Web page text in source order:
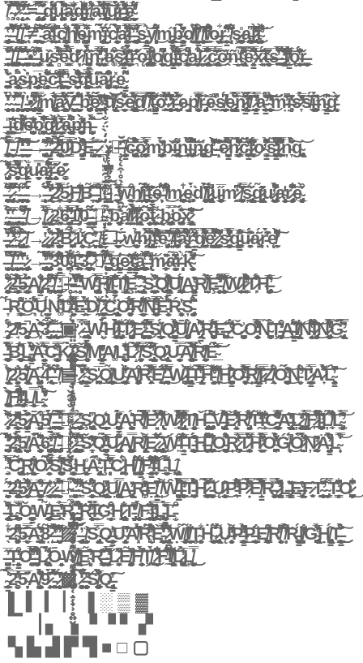
̸̛̥̇́̉ ̴̧̧̏̈́͋͌̌̂̅́̀̅͆̈́ ̷̛̘̥̆̐̈́̀̎̒͘̚͝ ̴̨̨̛̬͎͔̐̿̑̓͂͗͒͘̕͘͠ ̵̹̯̥̄̂̓̉=̵̡̤̜̘̥̣͍͓͈̿͛͆̚ ̶̧̡̡̡͕̖̯̗̣̬̰̽̿͌̉̃͗̍͗͊́̋q̴̡͈̤͕͓̻͖͎̼̼̜̞̘̱̈́̈́̈́̊̈́̎̈́͊̔͌́̕ų̶̛̘̟͚̘̟̥̭̫̥̈͆̃͐͋̈́́̄͊̾̀͠͝ą̶̱̗͈̼͍̝̰̺͙̻̘̅̓͋̋̆d̶̛͇̪͇͇̻̱̯̩̣̻͔̀͗̌̈̽͋̄̔̌̑̍̒̚r̸̹̟̥̰̟͊͋͗́͋͝a̶͕̯͌̽̈́͑͌̀͘t̸͙͇̣̰͍̪͉̗̞͉̲̖̟͍͆̀̄̿͘͜͠͝u̷̙̺͎̟̗̩̯͎͍̖͕͇̓̀̀̔́̉̅͊͜ͅr̶̨̢̯̱̰̯̯͓͈̺͍̠̥̒͌͂̔̈́̀̀̓͐̄̄̇̕͝͝ȩ̴̙̯̬͉̠̠̞̙̮̞̈́̒̈̅͌͌̕
̴̡̨͇̝͉̙͕͖̥͕͚̄̽̍̋̔ ̶̯̱̯̌́͑̓͆̉̐̇́͛̓͗͠ ̸̢̗̞́̃̓̅͑̚͜͝ ̸̱̩̘̹͍̲̖͍̟͎͚̈́͂͐ͅ ̴͍̤͋͛̆̀̆̇̈́̎̇̂͊͠≠͇͖̰͍̱̦̪̫̥̟̘̐̋̒͗͐̏͜ ̵̯͕̻̣͖̄͑̌͗̃͌̚͠͠͝ả̴̟̼̟̥̫͂̃̾̑̊̒̏̈́̔̕l̴̺̙̙͇̱̉̆͐̄̚͘͝c̸̨̦͓̺̱͕͙̹̱͇͉͚̳̞̞̓́͋͑͂ḣ̸̪͓̿̈̔̋̓́̒̓͒̓͛̍̚ę̶͙̹̘͉̟̤̹̳̻̘͖̞̪͑̂͌̀͋̅͘ͅm̴̢̨̥̬̱̺̃̃̈́͐̒̇̈́̀î̴̬̺́̈́̌̒c̸̙̰̯̦͎̦̖̞̝̹̯̮̀̀̓̓̌̒̾̃̉̚a̷͚̟̳̗̭̮͊̂́̿̒̅̈́̑̒͑̚͘͝l̶̤̯̖͛͊̀̕ ̵̡̪̟̝̭̙̯͇̐̓̿̓̅͋̓͜ͅs̵̹̳̻͙͕̮͉̬͈̭̉̾͝ý̸͔͔̝̥͉̘͈̥͓͛̐͌̄͑́͜m̵̡̨͇̳̲̥͚̼̰̯̻̋͜b̶̨̳̤̳̤̼̭͍̰̥̟̩̰̣͖̂̓̄́̈̓̀̉̂̇̀̃̎̀o̸͔̠̰̼͉̙̺͒͐̒͛ļ̸͇̯̗̯̗̬͕̳͈͈͒͗̊̑̈̽̃̈̍̄̎́̕͠ͅ ̸̨̧̲̱͍̬̹͇͈͕͆̒̕f̸̛̗̲̰͆̐́̇̇͒o̶̡̠͔̭͎͋ͅŗ̴̦͇̳̹̐͛̐̄̽͆͒̄͒̕ ̸̝̩̞̹͌̆̈́̓̓̂͗͒ş̷̲̤̰͙͖͕̼̹̫̫̹̦͈̪̊a̵̧̨̫̲̙̭̪̭̤̰̮͇̪͆͗͜l̷̢̢̗͖̭̗͇̀̑̒͆̊͛͜͠t̴͎̲̘̟̩͖͕̦̩͕͙̱̔̀̾͋̐̕͝ͅ
̵̰̫̰͇̟̹̜͎̯̘̣̎̐̿̾͐̆̐͐͠ ̸̢͉͖̜̬̰̥̤͚͈̈́́́͊͐͝ ̸̨̧̡͇̺̪̝̼̯̺̙͕̫̈́̈͌̚ͅͅ ̶͎͉̫̘̙̎̀̌́̑͐͗̚͘͝͝ ̴̹̥̠̟͇̮̰͚̖̤͓̗̪͈͛͗͆̉́̓•̶̨̛̻͇͖̔̍̋ ̶̡͇͇̘̖̦͖̤̘̟̘̜̣̘̂̾͌̃͒̈͘u̷̢̡̙̮̤̝̘͐̏s̴̛̻̻̒͒͂̌̑̅̈́̀͊͝͠͠é̴̱̗͓̗̼̗͇͒̏̈́̈́̈̿͒̿͂̀͂̈́̕d̷̞̦͉͐̋̍̓̋̓̍̈ ̸̯͠i̴͎̫̱̱̜̘͕͉̜̪̳̼͍̩̍̀͂͛̀̉͘n̴̩͙̹̯̠̺͖̘̠̞̘̠̈͗̏̒̅͌̿͘̕ ̷̛̟̭͇̯̘͔̤̫̦͈̼̋̇̀̋̕̚a̷͚͎͐̋̏͑͒͠ş̷̡̞̺͇̭̠̼̳̬̪́̔̊̓͋ͅt̶͖̖͇͎͈̼̠̗̮̲̼̙̝̘͔̀̊́̈́̊̑̎̑͐̆̕͝r̴͉̊̇̔̊͊͛̑ǫ̶̨̢̖̼̙̖̙̥͉̙̿̓̚l̸̨̡̨̛̪̼̮͉̭̘͇̣͕̤̝͐̊́͒o̸̮̙̥̹͍̠͐̋̏̚̚g̴̨̘͙͍̼̥̖͖̳̜̰͓̎́͒̕̕͝ì̵̞̺̘̹̪̠͍́̉̉͋̄̎͂̽̿̒̕c̸̛̛̤͓͇͖̝̮̥̥͎͌̆͒̆͜͜a̵͍͖̝̞̼̘͇̯͋͒͘͝l̷̻̞͐ ̷̢̧͉̰̹̗̲͖̠̬̟̣̅̿͆̽͒͐͜͠c̵̢̧̗̞̱̘͇̯̙̙͙̰̍̄̋͗̍̈́̂̈̔̿̏̆͜͠ő̶̯̒ñ̵̲̮̲͎͗t̴̢̛̗̫̮͖̫̰̾̆͐̾̀̎̾̃͒̿͒ẽ̴̛̘͓͓̳̿̋̆͒̃͘̚͝ẍ̷̱͈̲͍̰́̌̇͊̌̆̆̈ͅt̶͉̼͈̥̮̜̘̲̆̇̅̔̈ͅs̶͚͖̠̈́͋͋̍̆̇̓́̈́̿́͘͜ ̴̧̢̛̰̮͕̠̪̰̞̱̞̩́̈̄̈̾̈́̓̏̈́̚͜ͅf̸̳̒̊̅͂͌̈́̈́̉̅̔̕͝ǫ̴̨̯͍͇̦̫͂̎̈̾̄̾̈́̈́̆̑̈̔ř̶̼̯̘̱̝̺̫̲̥̲̠
̵̧̙̪̠̠̖̫̣̥͚̺̫͐̾̉͛́̆͛͘a̷̢̩̠̩̹̩͙̤̦̹̜͋͋̈́͜s̶͎̊̇̀p̴̡̛͈͎̦̘͇̬̥̲̗̅ę̴̧̘̫̼̘̥̘̩͙̝̥̾̏̌̎͗̏̏͌̈́̑͑͘͜͜͝͝͝c̵͎̓͌͗̆ͅţ̶̠͉̤̥̗̗̖̞̪̪̞͂̄̐̂͊̔̿͘͘̚ͅ ̵͕̬̟̫͍̟̞͎̠̝̬͉͎̾̓s̶̛̗̯̫͎̫̦̙̣͍̫͎̩̗̺͋̄̽͐̐̓̇̀͒͂̕͘͠͝q̵̛̛̲͇͖̰͔͚͙͈͇̞̽͒̈̿̒͐̓͘͜ͅü̵̗̫̭̏͑͆͘ă̷̧̡̡̼̪͉͙͉̰̆̾͂̋͒͆̽ͅr̴̺̹̟̲͉̖̜̯̲̟̘̱̽͜͜ͅḙ̴̬̤̳̘̬͆͆͌
̴̨̗̗̣̦̠̜̖̬̮̟̈̍͐̀͗̈́̈́́̒̌̎ ̴̨͉͓̥̽̀̕ ̵̧̧̮̦̜̙̄̏͊̀́̑̐̑̚ ̸̬̻̮̭͕̦̖͔̩̞͇̉̔̽ ̵͙̟̰̻̪̣̟̞̯̭͖̰̻̟̍̔̀•̷̨̡̛̬̪̗̼͔̥̼̣͇̋̐̈̂̂̒͑̆̈́̏͝ͅ ̸̢̧̩͙̘͇̗͇̗̳̜͉̦̀̃̾̅̃̀̿͛͑̈́̈̋m̸̢̨͓̦̪̟͉̖͕̥̻̜͚̅͊͂̽̂̽́́̏̓͘͘͜͝͠͝ͅa̷̧͉̘̰͍̞̻̥̓̏̓̈́̍̓͋̈̅̉̋̈́͠ÿ̶̺͖͖̗̤͍̙̩̝̩͉̼̤̩́̑̃̊̎̒̀͘͘ ̵̮̻̝̭̤̠̝́̈́̈́͌͐́̇͋̆̚͘̚̚ḃ̵̧̧̡̯͓̟̗̪̜̫̬̦̗̦̣̉̏̎̈́̔̍̕͠͝ę̷̛͚͉̱̹̳̗͍͔̭̖̺̳̑̃͂͛͛͊́̒͗́̑̃̈́̕ͅͅ ̴͚̠͖̘̆̇̓͗̾̆̔̍̂̈͝ù̸̢̘̩̬̞͖͖̙̣̏ͅs̷̬̫̯̟̲̐̊̑̐̂̂̀͝ë̸̢̡̨̧̺̬̩̼̣͖̝͇́̉̈̆̉͛̄̎̿͜͜͝͠d̸̤̓̿͠ ̸͈͔̓̈́̀̆͋̊̿͐̊͌ͅţ̶̡̥̝̼̺̳͎͉̤̞̤̝͎̮͑̆͌̀̊̃͗̽̇̄͠ỏ̴͍̫̗̖͇̄̆͆̆̄͆͌̇̀́̂̒̏͜͝ ̷̮̠̮͓̹̘̘̔̒̑̂̒̽͗̓̉͆͜͝ͅͅr̶͙̺̠̭͇͈̫̰͋̑̈́̀̍́e̵̮͙̘͘p̸̞̯̮̺̭̟̩͉̞̥͎̬̔͋̿̄̏͆ṙ̶̡͈͈̙̱̯̌͝ẻ̴̠̟̽͑̚ṣ̸̘̦͈͔̼͇̘̞̰͆̈́̕ę̵̢̤̻͇̬̟̝̥͈̿̽̐̅̈́̄̄̿̈́͘͘͠n̷̢͇̞̠̳̜̜̟̜̟̼͔͂̽͗̐̀͜t̸̲́̍̑̀̃̊̎̓̄͗͘ ̷̨̛̳͔̠̰̬͎̠̼́̋̎̇̈́̿̍̓́̓̽̇a̵̛̟̠̳̹͍͔̩̯̫̐̂́͑͐̍͗̕͘̕͝ ̴̨̠̦̗̯͉̬̯̰̼̑̉̓̄̂͛̒̓̑̓̕͜͠͝͝ͅm̵̤͊̓͂͂̚i̶̧̻͊͐̒̄̓s̷̞̏́̓̅̒̎̓̉̍̕͠s̸̖̏̈́͠į̶̛̥͙̥̠̼̺̹͈͉̙̼̫̀͊̈́̇̌ͅn̴̢̢͈̲̲̫͎̳͆̾͠g̵̣̖͔̝̬̔͛̈̀
̶̧̨̳̝͕̲̭͙̎ì̶̛̤̹̼̯̣̠͓͖̙͍̭̑̌̌̾͐̋͠͠ḏ̸̫̓͌̎̐̀̇̈́͘͠e̶̬̮̹̺̗͍̜̹͔̺͙̜̫̭̦͗̏̒̔̾̈̏̏͘̕ǫ̴̼͙̪̬̓̅͆̅̇̐̇͝͠g̷̛͈͔̰̘͓͍̼̲̦̯̳̩̐̀̔͗̾̊̓͜͜ͅŗ̷̩͇̳͙͔͉̩̮͙̗͈̰͉̒̅̽̊͛̀̏͘͘͘͘ä̶̧̜̲̥̬̹̘̰̤͍̱̠̖́͑͊̉̐̚p̶̨̠̭̩̪͕̣͈̙̀̀̾͛͊̒̕h̶̩̺̝̘̥̬̀̋̏̈́͋͝
̸̡͇͚̜͓̝̬̭͔͍͍̺̏̑̊͗͗͑̅̈́̈́̃̈́͊̿͝ͅͅ ̵̻̲̝̦̖͉͕̺̽ ̸͍̰͑ ̵̩̞̙̼̬͆̇̀͌̒̄̀̐̊̃̽̒͘̚ ̶̠̗̫̮̤̯̻̼͆̋̎͛̓̋͗̏̐͌̕͠͝→̶̢̛̙̪̞̱̻̜̝͗̽͗͛̊̽̋̆̏͂̚ ̶̡̳̩̈́̆͐͂͌̇̋̆̋̀̀̐̀̓͘2̶̢̨̹̣̼͚̠̭̼͆̎̒̅̃́̈́̀̈́̽͜0̷͇͔͋̌̿̎̄Ḋ̴̡͎͓͔̺͔̪̳̓͆͒͒̀̾͊̓Ę̶̹͎͓̻̬̭̫̜̩͙̟͍̖̆̈́̅̂́̄͠ͅ ̷͉͙̞͇̻̈̌ͅ◌̷̠͈̞̺̫̯͎̮͔͚̝͓̠̒̒̀̈́̐̔͛̐͘͠͝⃞̶̧̨̨̭͎̥̖̝̼̖̥̝̯̤̋̆̕ͅ ̸̧̦̣̳̭̰̬̟͆̎͝c̶̢̡̯̣̖̝͕̱̥̜̱̩͍̮̪̅͒͊̑́̃̐͋͝ǫ̷͇̣̰͙̻͚̈́͐̎̾̓̿ͅm̴̡͎̹̗̻̩̼͇̠͖̀̓̏̈́͊́͘ͅb̵̗̊̏ḯ̵̢̲̰̭͈͕͍̗͕̫̭͕͌͐̍͗̋͜n̴̦̯̟̆̉̐͜͝i̴̧̡̱̖̦͚̗̲̺̱͌̀͒̃̑̈́̚͘͝͝n̶̨̢̫͚̩̞̪̜̙͈͉͉̯̬̘͐g̴̠͐̇̀̎̀̓̎̈̆͌̚͝͝͠͝ ̶̝̎͛͆̾̾ͅè̷̛̳̟̺̱̼̮͈͉͉̣̽͂̐̑̀̿̂̀̈́̾̋ͅn̷̡̬̜̩̬͇͇̱̼̭͙̘̟̗͙͋̓̇̂̊͊̉̅̉̃́͆͝c̴̳̪̥̩̖̠̅̄̇̃̋̊͗̅͌̊̔̈́͘͜l̷̮̞͚̅͋̋̈́̑̒̋̋͛ơ̴͚̳̘͕̹͎̾̂͑͆̄̂̈̉̽̚͜͝s̵̨͓͈̺̯͕̳̤̩̪̯̙̜̺̓̃̆́̓̒̾̽̐̉̌͘̕ͅi̷̞̠͖̙͕̖̙̥͇̰͌̑̃͛͑̾̾͒̿̎̌́̀͋̚ņ̴̞̐̐̉́̽̈́͂͑͠g̴̨̢͉̺͔̯͝
̷̡̮̦̗͎̮͎̻̺̞̬̽̈͊̽̓̃̒͌̅̕͝ͅs̴̟̼͎͚͕̻̆̀͋͌̒̐̅̉̉̿̂̅̕͜q̷̹̱̳̟̀͋̓u̷̬̫̼̟̩̿̇̎̊a̷̢̡͔̰͖͎̘̭̩̳̠͐͆̈́̑̅͒͐̍͆̒͝ͅr̶̨̜̮͉̥̤̯̝͂̊͗̅ͅe̷̮͚̬͔͊̎
̶̧̛͚̫̬̜̰͚͔̫̖̞̞̌̉̉̋͌̈̏͂̎̍̇͜͠͠ ̷̧̡̗̲̞̤͖̦͍͈̻͎͑̂̀͗̈́̑̀̍̽̈́̀̋͒͒̚ ̴̮́̀͌́̕ ̶̧̧̺̘̘͉͇̣̗̠̻̦̦͇̩̆̾͗ ̵̗̥̞̮͍̙̻̎̍̃̉͛̋́→̵̨̙͇̙̄͑̏̈́́̽̄̈́́ ̵̢̖̖̭̒̓͌́͐̀̈̚͜2̷̼̥͙̫͋̎́͋̈́͒͛̀̔̐̇̿͜͝5̷̬̗͔̱̱͚̈́͜F̸̼̱̺̤͇̞͔̺̮̭͖͙̺͕͋̔͆͐͝͝B̶̫̟̫͙̄̃̂̋̋̆̾̽͝ ̵̡̯̯̠̿͂̎̎͒̚◻̵̲̰͂̌̉̋̑̿͑̀̇͊̌ ̴̛̟̹͖̩̣̦͙̞̩̠͉̣̖̖́̑̅̇͐̑̽̚͠w̴͉̳̠̥͖͒̍̑ͅḥ̸̺͕̩͇͇̔ȋ̵͎̪̯̘̪̥͚͓͖̟̬͚͑̃͌̃̃͂̈́́͋̓͜͠͠t̴̰̳̣̗̱̻͑̑͛̏̑̄̇̊͘e̶̦̩̖͕͂̈́͆͌̕ ̸̛͔̒͑̑͛͒̈̓͒̐́̐̐̔͜m̷̨̧̘͚͔̣̠̲̞̺͋̾͜ę̴͚̟̗́̀́̈͘͘ͅď̸̨̩̙̰̗͚͈͎̎̂̀̀̂̓̎̑̉̔̕ī̷̢̻̖̖̻̣̪̙̻͔͓̤̹̃̎̈́̕̚u̵̩̯̼̙͚͍̜̙̲͓̰̅̋m̷̰̱͔̈͆̒͝ ̸̧̟̫͓̙͖̺̰͓͂̊͑̿̂̈́́̒͠ͅș̵̢̠̫̞̠̲̮͎̤̗̻͕͖̈́͐͜q̷̢̫̹̱̝̣͙̃̔̑̋̊ͅư̷̡͇̺̗̤̠̤̾͂͑̉̉̈́̌͋̊̚͘a̴͍̞̮̹͓͔̝͕̭̒̍͗͜r̷̨̡̖̘͙̭̥̹̯̟̯̦͋̄̾̆̆̐͊̏͋̚͠e̴̡̜̗͓͓̮̲̯͖͎͒͗̀
̴̡̨̢̯͉̪͖͇͖̖̒̊̉̏̉̐ ̵̨̳͖̤͇̔̈͊̅ ̵̡̺̠̳̠̫̩͔͓̹̟͎̖͚͍̏ ̶̨̨̛̦͉̖͔̠̦̥͇͙͍̤͛̊̄̎̈́̈́̎̐̈́̕ͅ ̸̤̹̉͆̂̃́̋̋͜↛̛̤̗͕͙̳̦̯̜̞̺̖̋̀̿̎̊͂͒̓͜ ̷̧̢̨̻̮̹̗̣̟͔̹͙̘̥̄͜2̴͔͈̰̫͋͂̕͜6̶̧̳̘̬̺̭̜͈͂͑͛́̿̈́̌͆̊̕̕͜͜1̸̡͂̓̏͂͆́̽̌̑̋̀̀̽́0̶̧̙̳͔̙͍̫̮̲̗̣̗̮͂̈́̇͂ ̴̪̗̩͔̘̳̝̜̈́̆̋̈́̃̍͘☐̴̘̟̞̦̘̮̘̲̭̩̙͛͊́͗̒̓̕͠ ̴̝͔̮̻̙̞͉͙̣͍͕̉̔̆̂͠b̴̡͚͍̻̟̠̫̦͍͐͋͑a̸̛̲̼͔͖͇͉̒̃͂͝l̷̟͑̈̉͆̔̓̀̈͋̀ͅļ̷̢̯̺̟̘͓̆̽͋̔̅͘͘o̶͈͍̜̝̗̜̼̬̬̝̥͍̟͊̃̇̃̽̚t̷̠̲͍̣̭̞͚̖̙͚̲̣̯̗̀͌͜ ̴̢̗̆b̵̧̡̧̧̛̪̠͇̪͔̘̤͎̦̖̉̿o̵͓̫̤̥̟̠̪̽́́̾̌͂̃͠ͅx̷̢̡͖͕̯͇͈̱͕͙̾̈̾̽̓̑͆̕͝͠
̶̼̫͖̥͔͖͚̙̙̓̀̐͊͗ ̷̣̹͇̀̍̉̌̊͌̃́̌̓̀̕̕͝͝ ̴̢̛͖̤̯͍͐̾̀͘͠͠ ̷̢̲̟͕̙͉̻̖̖̗̹͚̈́̂̐̉̋̈́͂̉͠ͅ ̸̭͙̓→̷̧̢̠̹̪̠̔ ̷̧̱͇̣̪̺̙̫̆͗́́͋͘͘͝2̵̨͎̠̮͕̤̤̩̰̽̄͛̈́͗̇̀͌̓̀̚͝B̷̹̭̰̫̙̭͎͔̪̖̅́̃͊̂ͅ1̷̞̩̝̼̝̯̖̉̒̌͜Ç̵̻̫̝̼͙̽̓̍͂̀͛ ̸̨̼͔̦̝̹͓̮̖̗̙̇⬜̶̮̠͎̩̂ ̷́̄͜w̶̨̰͉̖͖̖̫̣̖͈̹̉͗̆̑͘ͅh̷̢͎̼̤̿̀́̋̋̄̚͘͘͝ì̴̧̢̥̬̦̝̌͐̑͛̀͗̾̕͝t̴̛͍̲̅̅̊̒̍̒́͒̉̎̍̈́͘͝è̴̡͉̘͖͍͕̹͖̦̙̦̇̈͂̇̂̂̚̕̚͜͝͠ ̸̛̱͈̌̈́̎͝͝l̶̨̧̛̦̺̩̣͖̪̹͚̿̔͋̊͊̍͒͒̂͠á̴̢̧̢̡̞̗̼͎̣̻̘͎͋̀́͌̏̈̅͑́̔̂̓̀̐ͅr̴̛̳͙̀̓̓̋̿͒̔͘͘g̸͇͔͙̤̭̺͊̋͒̿̐̈́́͗́͑̉̑̂͝ͅę̷̢͇͍͔͔͔̠̮͍̩̣̙̟͉̀͌͂̇̈́̑͛͆̒͒ ̷͚̬̫̼̓̾̀̓̋̅̄͌̽̓̚͜s̷̨͖̼̰̦̣̤̭̲̲̼̭̐̒͋̽̾̒̿́̍̓̑̊̚͜q̵̨͉͔̝̫̝̭͇̙̦̩̟̳̪͙̐̋̅̽̐̂̾͠u̷̱̼̩͍̾͂́̈́̂ä̷̧̤͚̱́̆ŗ̵̓̀̇̀͊́̄͘ͅę̸̛̰̞͊̀̾͆̊̍̽̒̀̌̔̽͌͠ͅ
̶̣̟̺̻͔̥͋̌̉͌ ̸̨̝͖̲͌̈̎̈́̀̃͑̈͂̿ ̶̣̝̗̬̙̱̺̮̫̮̫̟̝͒̀̓͊̀̈͜ͅ ̵̖̠͕̞̹̉̆͂̏͆̔̾̾̚͘ ̷̡̦͚̼͇̖̥͉̠̒→̶̢̛̲̬͙̪̞̹͍̬̅̓͑̽̈͐̊́͒̃͌̃͝͝ ̵̡̡̼̰̬̹̖̙̝̙͊̔̈͌̿̑̆̈́̾̕͝͝ͅ3̵̙̳͓͉̊̓̾͒́̽̌͐͗̚͘̚̕͝͝0̵͕̪̿̌̾͋̇̀̕͠1̶͚̤̲̹͔̠͗̓̂̏͛̾̎̋̆́͠3̵̨̝̪͍͇̝͎̯̙̫͕̬̞̇̈́͒̋̾͋̎̆̾͑̐͝ͅ ̷͎͕͎̾̊͒̋̏̆̀͒̀͒͘̕͘͝〓̸̢̟̻̗̼̬̩̑͂̋͗̆̈́̔̅̚ͅ ̶̛͚͕̻͉͍̪̍̈́̈͑̊̿͛́̃͊̌̓̃͝g̵̹̙̣̮̟̹̺̜͙͈̭̳͐̾͜͠ͅe̷̬̟̯̯̤͙͕̳͊̎͜͜͝t̵̢̡̛̤̳̮͈͇̟̩̫̟̜̐͐̒̌̌͜͜͝ͅa̵̧̲͉͖̫͇͚̼̹̺̙͈͈͈͆̔͋͒̀͘͝ ̵̢̛̓̍̀̊́̚͝m̷̠̙̥̙͙̆̽̎̽ä̶̩̰̟̗̮̘̤͕̆̒̃̄͒̒̓̏̓r̵͎̞̜̝͎̙̀͛k̴̨̨̥̭̥̫͍͍̘͉͙̮̖͔̝̊́̓̒̈́͂̃̀͘̚̕͠
̷̧̜͕̰͖̘̥̰̮͖͉͈̣̇͗̈́̊͗̓̐͂̄̇̑̽͜2̶̹̹͇͔͔̘̮͍̭͒̅̇̃͂̆͐̈́̽͝5̶̨͇̤̥͙͓̮̮͔̏͂̽͐̆̆̀̆̉ͅA̸͕̘̳͎̪̟̹͉͗̐̍͋̕2̴͍̻̖̪̇̓̈́͗͌͌͒͘ ̸̨̣͉͎͉̱͗͊͊̽̔̎̄̀͌̓̌͜ ̵͚̘̪͓͉̯͍̹̳͔̹͍̓̀̿▢̶̥̹̼͚͕͍̘̓͛͒̀̏̈͂̇ͅ ̶̘̭̎̉̂̀̉̌̒̇͛̑̉̐̕̚ ̴̻̦̈́͂̉͋̔̈́̇̇̉̀̒́̚͝W̴̢͓̺̝̫͕͈͍̤̄̿̿̔̿́͊͝Ḩ̸̥͇̊̄̎I̴̦̮͓̮̭̳̖̹͙̙̜͖̅͋̊̐͆͛̋̎̅͘͝ͅT̸̢̡̛͕̩̘͓̞͇̗̓̍̄͑̔̓̎̆͛̐͑̕͘Ȩ̴͔̫̤̈́̄̅͆͛ͅ ̴̢̛̯̦̬̠̙̠̖͆̌͊̕S̵̙͙͇̺̠̲͙͎̹̰͔̼̻̰̀͒̽̍̚͠Q̸̢̨̳̘͍͇͕̱̪͈̖̤̣̽̋̍͒̍̔̉̔̐̋͝͠͝U̸̧̨͖̗͇̪̭̦̓̇́̓͜A̴̡̨̛̤̦̗̮̮̳̯͓͉̽̔̄̍R̸͉̺̖͑̐̽̾̀̀̅Ȩ̶͎͙̜͙̬̙͔̯̏̓̓̌͑͌̎͊̕͝͝ ̸̮̰̠͉̹͎̝͙̣͎̜̥̘͂̈̽̐͆̿̎̄̏͐̃͜͠͠W̷̙̦̭̠̞̖̯̜͊I̷̛͓̯͇̓̆̉́͗͋͛͒̄͆͝T̷̙͔̈̋̂͋̏̾̾͐́͝͝H̶̡̺̞̣̰̫̬̯͒̅̑̏̕͜͝ͅ
̶̞́̃͆͘R̴̥͇͎̭̩̥̩̟̱̥̐̇̑͌͜Ö̵͉̹́͊͐̈́̅͋͝Ų̴̣̳̮̠̟̱̭̳̈́ͅͅN̴͚̈́̌̋̈́̈́̓͗͝D̶̻̟̬͖͐͛̀̾͛͒̒͌́͌̔̿̀E̶̱̤̯̲͕͌͐̀͐̈́̔̀͊D̸̦̰̄̽͋̀͐͝ ̷̦̖̞̹͖͇̱̳͈̪̑̈́̑̓̆͜͜͜͜C̴̢̢̨̲̲͎̜͉͕̙̠̏̈́O̶͚͖͍̻͉̥͔̅̓̋̋́̅̽͛̒̆́̚R̸̲̟̮̝̰̦͙̣̱̼̍̆̾̎͌͂̋̄͋̇̚͝͠͠Ǹ̶̨̺̲͉͙͉̺̬̺͍̬̟͚̿̿̔͆͒̕È̵̹̮̥̩̈́̈͊̾̉̑Ŕ̵̜̫̝̘̩̭͓̹͑͑͝Ș̵̡̡̨̰͔̟̬̰̞̹̞͍̋͆̐̋́͘ͅ
̴̧̡̲͓̘̙̹̖͕͔̦͕̱̙̖̓͋̈́͑2̸̘̌̓͂̄5̵͚͈̜̭̮͔̥̰̼̙̚͜A̴͓͑̂̽͂̀̀̽̀͛͝͝3̶̡̰̼̻̱͇͍̯̦̃͗̅̽̏͘͝͝ ̴̢̫͕̹̠̤̥͓̀͋͌͜ ̵̜̗̰̱̕ͅ▣̵̛̤̤̔ ̷͖͒̍̿͘ ̶̢̫̼͇̳̪̲̆̊̚͘W̴͖̬̽̀̈́́̀̆͘͘H̷̛͖͖̲͕̩̤̫̣͚̞́̀̆͑̑̽͌̀͝͠͝͝I̴̡͓̖͍̺̝͈̲̱͍̲͋̄͛͝T̷̨̡̧͈̜̝̱̮̪̤͓̹̩̃̊͒̋̈̓̑͗͠͝E̷̛̯̻̪̬̻͓̣̦̪̙̟̜̜̗̓̑̐̑͜ ̶̩͔̞̲̝͉͚̤̣͚́̊͆̀̆͑͂̿̈́̋͐̚S̸̨̩̲͙̯̟̠̙̠̙̯̈́͐͛Q̷̨̥̬͖̮̝̗̤̬̭̪̳̎̄̇̉̔͑͋͋̽͋̓̓͘͜͝͠Ū̸̡̼̞͚͕̺͕̘̻̐̈́A̷̢̭̳̯͌͆̇̀̍̕R̶͎̱̟̫̪̗̻͔͆̽̈́̏̅̂̕͘E̶͔̯̪͓̾̂͊ ̷̛̱͍̍̔̈́̑͌͘Č̷̦̮̪̱̻͕̺̟͚̱͗O̵̦̞̹̼̹̞̬̝̱̜̱̯̘͊͛̊̽̿͋̈̏̍̉̒̐͘̕N̴̬̞͙̪̊̈́̐̃Ţ̵̦͕͈̪̥̣̘͔̞̓͗͒̓̐̕͜ͅA̶̗̭̰͈̳͓̱̟̼̼͑̑̈̋̌̈́͋͊͝I̸̢͎̻̼̤̗̩̮̼͑̎̐͛͐͘͝N̴̻̬̤̘̗̜̽́̽̔͐̑̑̅̑̆͌́̐̚͠Ï̷̡̞̯̩̮͖̗͑̉̑͂̽̎̄͜͝N̷̡̨̼͈̲̰̭͍͗̓͒̄̉͋̔̍̓̈́̿͑̈́̚͜Ǧ̴̨̢̛̬̟̼̱͍̩̏͑̿̌̃̿̏̈́̉̂̇
̶̨̧̘̠͍̲̺̝͖̣̭͖͕̞͖͒̿̈́̓̀̒̐͝B̵̧̼͈̙͚̘͎̠͖̲̭̩̋̅́̑̅͆͜L̵̛̤̙͉̳̫̺̼̦͚͇͍̭̣̯̍̌͒̑̆̒̊̈́̀̽͊̕͘͠ͅÀ̴̛̘͉̤̖͈̖̳̯̦̗̄̉̏̾̿̏̌͝C̶̨͈̲̻̟̤̺̭̜̙̹̖͍̔̅͗͋̆̿̄K̷̨̨͈̬̻̺̗͇̟͔̼̯̀͛͗̃͘ ̷̧̗̼̰̗̩͎͎̦͍̭͓̝̋̌̊̅̽̇͜ͅŠ̸̮̘͍͓͓̗̘̫̹̌̌͒͗̈́͆̋̒̑̂̈́͐̚̕M̵̧̨̛͓͉̲͇̦͚̮̳̙̑̄̔̓͐̌͗̆̒͂̕A̸͚̓L̵̛̝̹̠̠͉̙̗̝̺͈͖̠̞͖̽̒̑͋̏̇̽̚͝L̷̝̀̌̆͒̓̃̈̕͘͝ ̸̛͓̰̝̣̫͍͎̖͓̟͙̈̉̔̿́̍͠S̴̢̱͍̲̙̯̻͔͖̦͇̐͌̌̀̏͐͐̐̀̓̅̐̃́Q̷̢̢̣͕͖̩̖̥̍̂̑͑U̵̯̱̬̞̩̻̖̫̘̟̬̿̇͠Ą̸̧̲̜͙͍̭̼̫͖̥͈͇͖͎͌͊́̿̀̋͆̃̈́̈́̊́͠Ȑ̸͖͕̦̗͓̰̰͊̓̋̒Ë̴̲̲̀̅̏̌̃͂̀̊͝͝͝
̸̢̘͎̬̯̝͙̓̔̉͗̆͝͝2̷͖̘̞̳̟̗̙̝̩͕͔̐5̸̧̧̢̮̱̭͙̼̱̘̈́͛͌̆̾̎͝͝Ą̴̧̡̬̳͚͉͍͉͔̙̖͆4̵̢̰̟͋̈́̈́̂̑͗̃͠͝ ̵̱͐̈́̓̔͐ ̸̦̄͊̃͑̏̉̆▤̶̝̘̣͇͚̻̹̒͋͋͊͊͑̆̒̈͂̈̆̅͠ ̷̡̧͖̦͍̞̼͚̗͚͚͉̦̲́͗̒̀̓̎̉̿͘̕͜ ̴͚̙͕̮̳͇̖̞̈́̉̂̓̀̽S̷̫̤̼͕̼̫̪͉̅̍̍͜ͅQ̸̧̻̹͇̙̦͙͚̎̏͗̃͜ͅU̴͈̼̖̣͇̥̗͎̫͚̎̾͑̈̂̐̄̏̓̓̌̑̀͠ͅA̸̡̦͚̜̭̣̼͎̥̩̯̙̱͒͗̒̕R̴̜̯̙̗̥͕̿̐̏̍͒̉̋̃̔͋͝Ë̸̛͇̘̲̰̠̺̭̺͖̘̗̣́̽́̽͑̂̅̈́̕ ̶͓͎͉͙̍̈́̄̿́̀͐͐̌̋̀̚͜W̷̦̪̬͛̂̀̇̚Ị̶̢͙̺̳͚̱̗̹̹̺̖̳̼̗͊̆͋T̶̢͔̗̝͍̲̔́̿̂͌̏͐͋̿̏̌̃̾̚͝H̵̛̤͔͓͕̘̮͋̔̃͊̽͌̚̕͘ͅ ̸̘̠̦̥̔̎͗͌͜͝H̷̻̙͚̯̭̣̘̪̣͉̼̳̱̰̫̏̂̍̏̑̎̉̊͗͝O̶͓͚̞̥̫̻͆̂̔̉͑̿͊̈̀̉̊̅͜͠͝Ŗ̸̛̬̭̼̣̩͇͍̝͖̳̟̘̌͐̄̈́̑͑̌̂̂̈́̍͊Į̷̪̾͗̿̎̑Z̸̜̭͕̖͉͒̄̎̂̈́ͅO̴͈̩͍͈͚̺̠̽̓̃͊́̈͘͜͝N̵̛͔͍̬͑̂̽͒̏́͠T̷͇̣̳̘̮̘̬͔͈̹̞̠̗̒̾̿́̊̓A̷̟̽̾̾̉͌́̉̑́͝͝Ĺ̴̨̧͈̙̖̮̟̜̥̳͈̓̈̀̚͠
̸̢̨̩̮̠̪͍͙̱̟̱̦̗̰͐̀̀̏̆̇̀͜͝F̸̠̖̭̹̽͗͌̏̔͒̌̎͑̂̓̾̕̚I̶̡̱̝̞̙̜͇̼̋̔̏͑̓̀̂L̸̖͔̮̱̹̩̘̞͕̘̟̱̲͉̿ͅL̴̛̜̩̭̤͑̊͊̈̔̐̀̊̐̉̓̕͠
̷̧̧͕͕͎̣̂̀̑͂̔̇̏͌̀̀͘͝2̵̨̳͇͖̫̭̘͙̊͊̇̒̈̓͂̋͑̊̊̕̕̚͜͝5̷̡̳̪̘̙̩̦̾̀̀̑̽̈́̋͝Ā̵̡̝̝͙͖͈̗̖̻͎̤͕̲͒̾̅ͅ5̸̳̩͍̲̜̀̈́́̒̈́́̓̎̌̓̆̈́̍ ̵͕͕̫̩͔̪͍̜̑̇͂͐ͅ ̶͇̗̥̯̤̟̫̣͓̙͓̘̘͌̃̿̒̃̒̋͒͘͝▥̷̧̧̧̢̩̞̟̮͔͉̞̹͊́̐̐̑̌͛ ̷͖̺͖̦̫̈́̾ ̶̧̡͈͇͖̼͈̖̥̠̭͖̻̘͐̇̇̀̋͗̔Ş̷̢̨̜͍̼̪̥͙̩̮̭̝͔͆͐Q̷̲͙͇̟̗̬͙̣͛̾̑͗U̴̮̳̼̦̲̪͖̥͙͊͗͊̌̆̒̈́̇͑̀́͂̅͐̈́A̵͖̱̫̥̯͕̮̰̩̤̤̯̩̎͗͗͛́R̸͍͚̐̄̃̿̃̽͊̿͆̉̓̔́͝͝E̷͈̣̊̈̒̂͗̽̈́̿̀͠ ̸̢̢͆͑̓̓̑͛̅̋̾̈́͌̐̍̚͘W̷̲̥̍̿͋͑́̄̒̑́͛͒̋̉͛ͅĮ̷̢̡̛͉̣̖̋͑͆̿͛̔̔͒̒T̸̨̮̝͓̗̮͈̟͍̲̼̝͔̊̑ͅȞ̵̢̡̧̜̝̟͓̞͙̬͉͉͔̣͍̆̈́͠ ̵̡͓̩̪͕̖̩̞̐̀̄͌̍́V̶̡̢̺̻̥͉͖̫̫̩͛̂͆̉̈̌͋̌̏̂̐͌̋͝͠ͅͅÈ̷͕̩̣̤͓̅̓̋͋̓͑̈́̓͊̌͑̓̚R̸̡̛͈̞̤͖̅̄͐̓̈́̄͆͋̒̕T̶̛̯͆͂͑͋̈̃̓̕I̶͎͍̔͐̾̍̏̍̐͂͑͜͝C̵̨͇̞̹̤͉͚̱͉̫̰̓̐̒̿͆͌̇͆͋̋̔̕̕͝A̶̢̯̤̹̦̝͉̣̖̫̮̩͎̠͍̒̓̑͗͐̋͠Ļ̷̢̰̣̮̥̘͓̞͍̈̒̕͜ ̸̢̖̮͓̘̲̞̮̺̪́͐̿̄̍́̆̑̆͝F̷̪̔́͒̈̇͋͗̅̈́͛͑̚͠͝͝Ī̵̧̛̼̹͕̩̝̱͔̠̺̪̼͍͚͍̑̋͂̉̍̋͂̈̾̕Ļ̸̛̼̜̄̋͋̐̔̃̍̐̀͒͝͝ͅĽ̴̡̛͓͇͈͈̩͈͓̈͐͂̏̈́̍͛̏̿͑̂͝
̵̧̺͉͕̟̠̹̟͆̀̄́̀̋̈́͌͗͌̒̃͆̕͠ͅ2̴̢̨̦̪̭͇̯͎̤͇͓̀̎͑͑͂̾̓̋̾͊͗̈̈́̀͘ͅ5̸̛̺̼̝̠̋Ǎ̶̧̨̼̰̗̹͈̦͍̱̖͋̃̾̃͆̋̑̀͑͗͑6̵̡̧̳̩͉̜͍̪̬̱̓̽̕ ̸̝̜͚͕̖̟̦̘̮̦̺̙̙̉̓̄̑̋̿͊̄ͅ ̵̡͉̦̗̮̥͔̞͖̺̰̖̊̈́͆̀̋̾̇▦̷̡͔̼̖̓̓̾̌͌͊̚ ̷̨̢̛̬̦̞̤̙͈̙̿̆̽̓̋̇͌̍ ̶̛̻͇̣͍̪͚̙͍̤͂̆̀̈́̅̍̅̚͝ͅͅŠ̷̼̝̟̍̒̔̂̔͊͗̂̌̕͠Q̶̱̻̪̳̗̭͚̦̆̽̌̎̅̎̔͐̀̓̃̾͝͝U̷̧̨̠̥͔̱͇̹͚͚͈͇̺̖͌̆̄͋̋Ą̸̘̼̬̤̺͚͇̿R̸̢̡͓͈̦͐̇̀̂̇͌E̷͎͇̫͚̹̭͖͌͌̊̅̈́͗͘͜͠͝͠͠ ̷̢̨̰͍̥͙̦͍͎̪͔̞̻́͗͜Ẃ̵͍̓̏͒I̶̘̳̖̋̅̑̐̈́̊̍͂͝T̵̛͈͇͍̭͇̫̩̤̺̰̝̈́͑́͊͐̄̄̋̽̌͑́̌͜͜͝H̶̯̦̤͍͓̩̟̺̯͕́̇͌̐͂̚ ̸̤̯̦̦̥̺͚͕̣̱͇̐͆̀̾͜Ọ̵̧̮͓̹̬̟̦͔̪͔̈́̾͋̇̈͒͜Ŗ̷̝͕͉̪̖̿̇̾̉̔̎͛͜T̷̥̯̼̼̫̩̘͕̤̞́͐̀͗̄̿̌́̈́͌̉͌̉́͠H̷̙̠̲̤̤̦̖͒̂̀͊͂̓̉̈́̓͛̿͘O̴̪͖̫̗̗̞͗̒́̊͛̉̉̐̓̍̀̇̎̆Ǵ̸͎͖̘͎̣̊́̚͜Ò̷̱̣̺̭́̀̈́̀̈́̃̃̓̈̈͋͘͠Ņ̷̧̛͉̠̜̭̂̓̈Ä̵̡̳͍͎̩̤̰̝̣̦͈̼́̓̉́̌̓̆̀͗͐͒̚̚L̴̜̣̩̍͒́̿̇͑͝ͅ
̴̧̣̱̿́̓̀͆̍̕͝͝C̵̢̺̤̟̼̻̗̟̖͕̠̮̜̽̃̃̑͛̽͜͝Ŗ̸̛̤͕͍̗̝͓̣̲͈̲̭̤͍̍̏̇̑̐ͅƠ̷̦͍̩̯͉̭̙̈̄́͌̓̍̃̈̿́̔̃̇̕S̸̠̖̫̬̰̮̬̪͍̮͈̟̙̙͆̾͗̅́̒̓̌̇͠͠S̵̛͎͕̗̻̤̯̫̹͓͍̻̬̈́͜H̵̩͎̲̹̻̬̤̥͔͈̊Ã̴̡̢̨̩͈̻̝̯̝̖̒̏̒̀̃͘͝͝ͅŢ̶̹͉͔͙̗̩͆̿̔͛̈́C̷̼͕͚̰̗͒͗́Ḩ̸͕͙̱̭̤͓͖̺̈̐́̌̚ ̸̡̧̡̛̖̝̹͖̳̻̦͓̱͙͕̄́̓̓͐̆͌̇̕F̴̧̱̮̘̖̳̥̖̜̘̰̲̘͆̓̒̎͑̅̓͆́̐̐͗͘͝ͅǏ̵̥̩̫̌̐͐̽̔́̈̏͒͆͂̅̎̔ͅĹ̴̗̲̼̟̯̫̘̮́̋̆͌̂̀͋̏̌̀L̸̢͇̺̭̝̝̻̖̂
̶̛͖̮͖̩̼̩̭̱̻̼́̍̋̈2̶̡̧̢̨̛̩͉̩̜̞̖͍̼̰͆̐̈͜͜5̷̛̖̲̮̖͕̭̰̬͋̓͂͒̋͐̓̅̈̀͘͜͝A̵̮̥̝̙̖̲̳͖̭̘̺̪̾͒͂̽̎̅̕7̷̧͕̟̮̝̖̘͇̟̰̼̔̽͛̾ ̷̫̟͇͔̟̥͙̺͕̼̱̤͂̓ ̶͉̮͕̼͎̮̈́̋̈͆̏̉͋͐͆̅▧̴͓̼͔͐͊ ̶̨̛̹͍̞̤͚̭̼͓͈̱̍͒̉̇͒̃̐͝ ̴̹͇̐͌̓̓͋̎̊̃͘S̵̭͓̻̻͍͎̼͓̯̲͙̝̫̐̈͋̈́̓͂̚͜Q̷̢̢̨̣̲͚͎͖̠͚̟͈͆̓͝Ṳ̸̡̢̢̖̮̪͕͉̖̿͜A̵̢̢̦̣̬͓̥̞̹̓̎ͅR̶̪̝̔͗̈́̊̓̓͘͝Ẹ̸̜̯̭̳̭͗̍̒̍̄̓̇͆͜͠ ̸̩̀͌Ŵ̶̨̳̱͖̖̩̝̳͓͖̳̬̺̦͓̀͋́̈́̈́͆͐́Ì̵̧̛̻̖̙͍͇̙̭͓͓̎̄͑̿̓͜T̵̺̙̠̺͙̘̜̭̉͂̇͒̉̈́̆͛͗̈́̚H̷͇͚̰̰͚̻̙̤̥̋̀̇̎͛̃͗͑̀͂̿͌̎͝ͅ ̵̨͓̹͖̫̲͙̩͉̻̺̖̮͖̈́̄͋Ų̷͙̗͕̮̘̮̬̲̣̩̝̰̆͐̽͜͝P̵̛̠̞̎͂̐̈̇͌̅̓̈̈́̕P̷͙̈́̈́͂̉̌̿̓́̌̃̀̽̍͘͝E̸̜̟̣̟̳̅̈̃̀̓̿̈̑̉͋̇͒͂̔̚R̶͈͚̜͉̮̜̬͐̅̏̿ ̷̢͙̙̘͙̹̼̮̝͇͖͔̎͊̋̈́̓̀͐̎̀̚͘̕̚L̶̢̦̩͔̝͇͓͕̻̦͗̎̈͛͠E̶̢̛͉͖̲͓̦̗̦̲̖̔͐̂F̷͍̫̥̂ͅT̴̛̟̗̣͇̲̜̼̙͙̥̯͇̮͕͕̆̽̄̈́̄̌̎̈͑͑͂ ̴̡͇̖̿͂͌T̵͈̟̣̦͇͔̏̓͋̄̄̚O̷̻̪̹̟̫̺̺͉͎̣̘̯̰̣̾͋̊͋͆̋͜
̶̨̨̢̰̝̻̱̯̼̻̇͌̓̂̀̐͜͠͠͝L̴̠̮̪̭̫͋͛̿̚Ŏ̵̳̝̻̪̲̮̔ͅW̶̧̡͇͚̻̼̗̰̩̣̝͚̖̑̏̾̃͜E̶̯̭̅̅̔̎̂̉̓R̴̫̬̦̜̳̥͌̀́͠͝ ̵̨̦͈̣̖͙̺͕͓̘̮̪̲͍̮̐̈́̀̎̈́̒̒́͆͗R̵̜̖̙̼̜̩͈̩̬̘̝͕̻̰̆̓̈́̍̍̿̈́͂͛̎̀̀̎͜͠İ̶̯̣̽G̴̛͔̻̘͇͒̌̂̐̑̄̎H̷̢͖̬͇͇͇̪̣͍̽̾̐T̵̡̛̩̫͈̫̖͙̒̔̒͊̏͘̚ ̸̭̘͈̝̱͔̲͓̫̀́͜͝F̴̛͕̩̗͇̯͂̐̽͂̏̍͘͜Į̴̡̲̪̱͖͇̘͑̈̓͐͑̌͑̿̏̕͜Ļ̵̨̘̪̳̦͎̲͚̭̈͊̀͗́͛̅͠Ľ̵̜̮͂͒
̵̖̔͋2̴̡̡͓͕̱͖̣̼̣͚̓̈͑̑͒̇̂͌͗͒̈5̶̬͖̲͕̿̄̆͘͝A̴̢̛͍͓̲̜̩͔̣͇͊̓̎̈́̈́̎8̷̤̈̋̈̃̚͝͝͝͝ ̶̛̺̽̔͋́͛̌̀̔̓͒͝͝ ̵̦͉̩̗͔̝̗͎̰̬̓̾̅̄̓͌̚̚͝▨̴̞̝̍́̑̐̓̀̿̕̕̚̕͠͝ ̶̨̧̢͎͈̠̬̲̱̗̟͙̥̤̓͘ ̸̨̬̱̻̞̙̰͗͝S̴̡̢͓̗̖͉̣͈̤̯̗̿͐Q̶̧̝̻̳̭̠̲̗̓͝U̴̮̝͔̥̝͕̜̤̤͆̕͝͠A̸͓̒͆̉̽̌̆͆̈́͝͝͠Ŕ̴̨̺̐̃̋͋͛̓̈́́̓̈́̏È̵͕͍̺̣͈̻̩̙̞̙͔͇͛̍̂̔͒͑̿̍͌̄̒̎̚̚ ̷̢̖̟̹͍͙͙̳̳͖̦̟̄̈̽̉̏̀͌͂̓̏͝Ẉ̸̧̡̲̥̭͙̻̟̦̼̼̃͜ͅI̸̞̩͇̠̬̘͊̃̐̂̈̔̔͘Ţ̴̥̮̬̼͔͋̊Ḣ̴̻̮̺̦̲̥̫̜̘̩̠͌̑́̈͂ ̷̢̨̱̙͚͉͔͌̈́̉Ų̶̛͙̗͎̩͙̝̥̮̓̓̓̎̌̀̂͌̊̌͂̎͐ͅP̶̛̛̗̤̮͇̩̱̥̙̰̳͈̯̯̉̓͆͐̉̇̓̚̚͜͝͝ͅP̶̦̦̩̯̣̠͇̩͔̮̖̐͘E̸̞͈͇͍̝̪̗͌͗͗̐̆̕͠R̸̨̹̫͕̭̝̓͌̊̍̆̚͠ ̸̘͙͎̐̐̋̌̀͌́͑̒̊̕͘R̵̖̯̝̰̳̗̳̫̥͚̠͍͕̈́Į̸̛̩̙͓̙̄͗̔̏̔̐̐̑̆G̴̢̧̢̱̪̬̱̗̗̘̗̱̊̔̉͛̈̅͋͘Ḥ̸̢̨̮̳̪̘͎͈̳̖́̋͝T̶̬̞̠͇̳̘̣͖̳͍̐͊́͗̉̋̈́͜͜͜͠ͅ
̶̧̳̳̪͈̓̋̅Ṭ̶͈̮͕̞͓͈̩̗̳͓̓̓̂̓͒ͅͅO̵̧͈͔͈̰͚͖͆̿͂̾̿̊́̑̔͘̕ͅ ̵̨̖͔̭̰̪̫̭͈̣̟̬̒̓̊̆̀͆̾̈́͒L̷̢̛͖̗̝̩̠̫̺͔̼͙͓̹̙̉͊̉̀̃̅̀͑̈́͌̕Ō̵̻̙̭̘̣̘̦̦ͅẂ̸̢̜̜̗̣͖͓̜̪̒̾͊̅̆̏̓̔̒͜͝͝ͅE̴͈̝͈͛̓̏̃͘͝R̶͈̪̻̼̞̭͇͐͑̎̈̏̆̾͝ ̴̡̥̤̲̟͕̥̂̿̂͆̄̓̀̕L̷͕̭̫͔̣̞̋̌̈͛̾̚ͅE̸̡̡̥͉̗͖̥͖̰̝͈̤̘̓̄̄̍̎̃̊̚͠F̸̭̼̖̗̜̬̌́̀̓̾̚͠Ţ̸͔̪͕̼͛̀̈́̊͜͠ͅ ̷̠̫̩͍̺̭̗͉̮̔͋̐̓͂̎̚̕F̵̼̔̌̊͒̈́̏͊̚͝Ḯ̸̢̦̠̝̹̠͍̗̞͓̘̋͆̒͌̏͝͝L̷̢̡͚̯͖̣̖̯͍͙̺̩͗̅̀̉͑̓Ļ̸̨̥̖̼̬̞̦̙̙̺̭̿̽̇͜͜
̴̧̫͇̣̳̗̍̍̿̃́̀̀́͝͝2̵͍̮͚̾̓̅͝5̴̞̣͔̌̅̽̈Ą̸̧̟̹̯̮̱̫̩̙̤̬̱̎̉̈́͋̎̾͆̏͑͘͝ͅ9̷̙̥̟̯̞͂̂̍̌̈́̀ ̵͔͍͔̯̲̭͖͇͔͓̉́̊̌̈́̈́̉̌́̈́̽̄͋͜͠͝ ̷̻̈́̑̔̓̂͜▩̷̨̧̡̮̜̝̦̟̹̥͍̮̓͗͌̔̐́̀͗̂͌̊̇͠ ̷̮̥̝͚̖̣͍̟̟͓̙̯̬̐͛̒̌͒͝ ̶̧͍̮̞̹̼͉̻̣̘͕̰̌́̀̒̃̂S̸̡̡͖̰̠̙̠̫̻͙͚̦̦̻͋̀̋̀̅͋̐͗̉͑̅̊ͅQ̶̢̗̥̘̳̗͙̦͕͓̑̓͠
▌ ▍ ▎ ▏ ▐ ░ ▒ ▓
▔ ▕ ▖ ▗ ▝ ▝ ▘ ▞
▚ ▙ ▟ ▛ ▜ ■ □ ▢